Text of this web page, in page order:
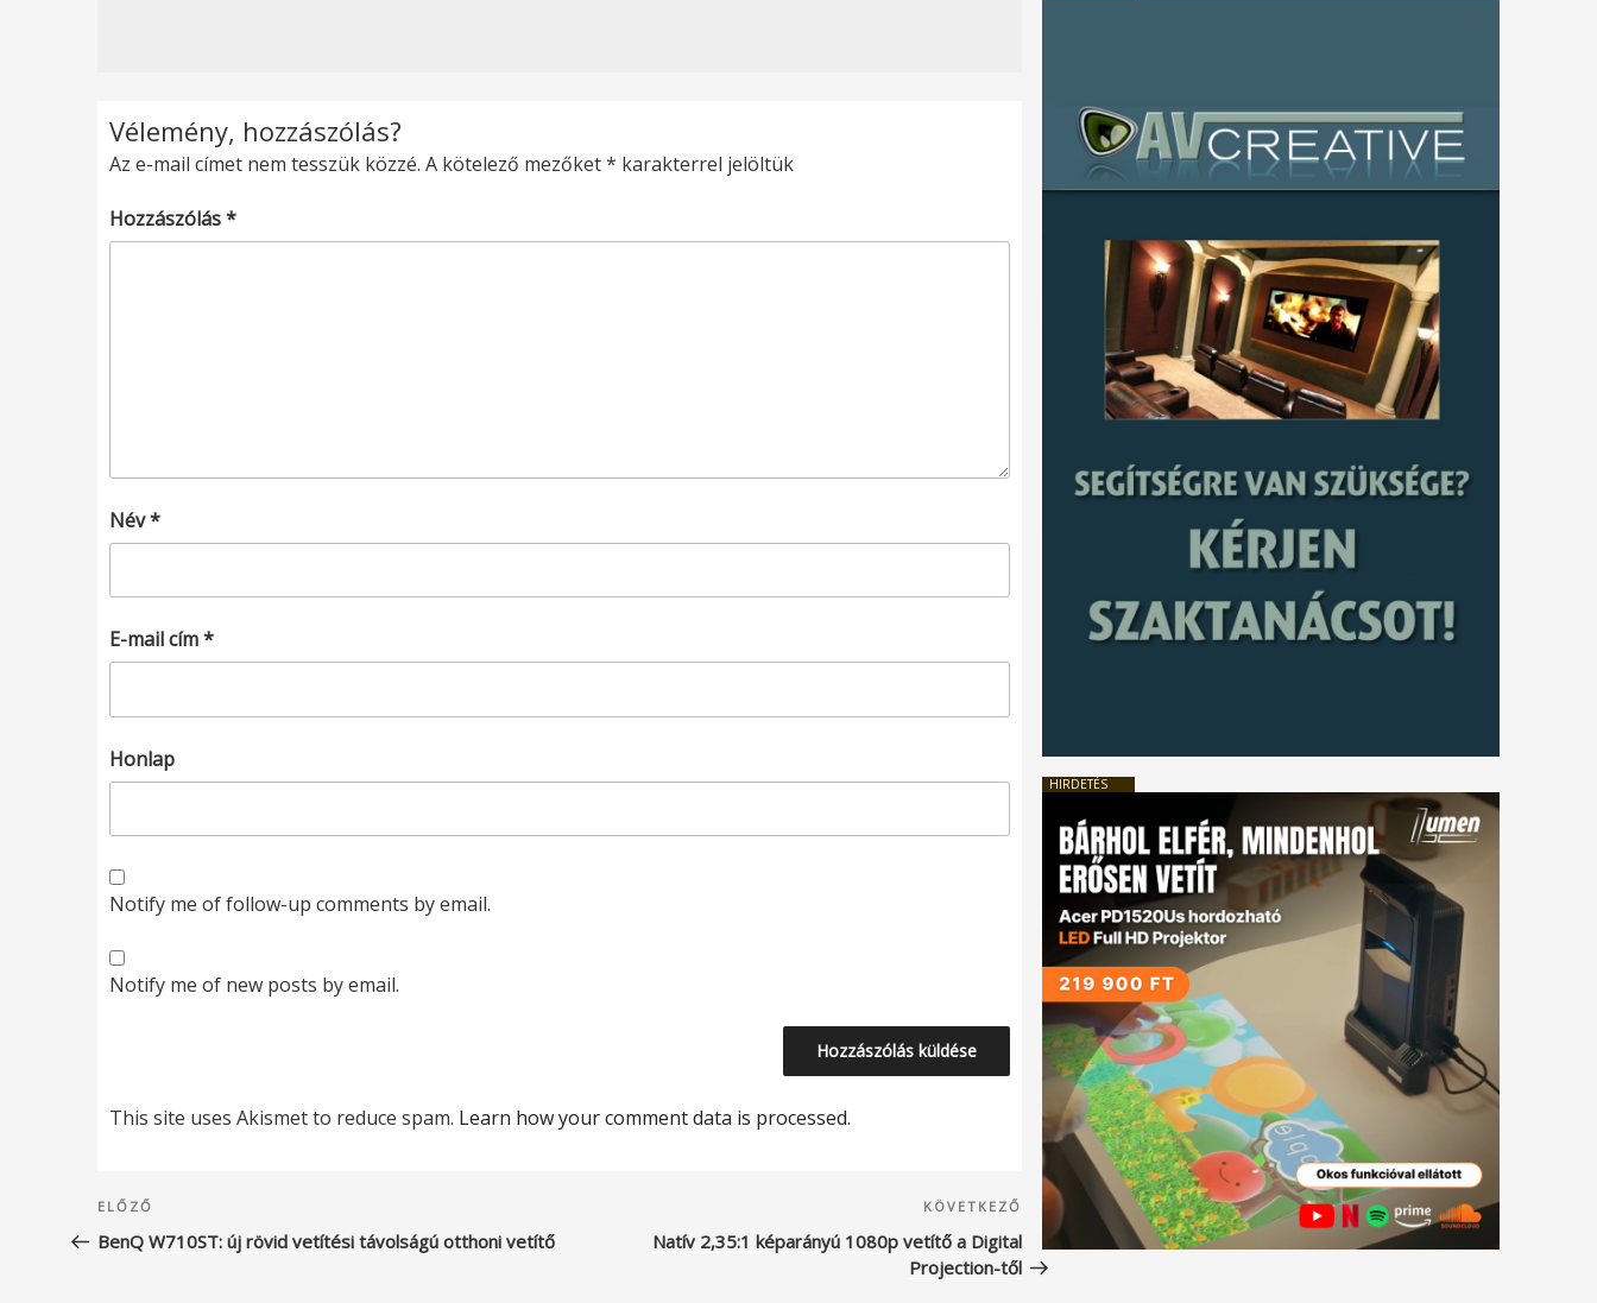
Vélemény, hozzászólás?
Az e-mail címet nem tesszük közzé. A kötelező mezőket* karakterrel jelöltük
Hozzászólás*
Név*
E-mail cím*
Honlap
Notify me of follow-up comments by email.
Notify me of new posts by email.
This site uses Akismet to reduce spam. Learn how your comment data is processed.
Bejegyzés
navigáció
Korábbi
bejegyzés
ELŐZŐ
BenQ W710ST: új rövid vetítési távolságú otthoni vetítő
Következő
bejegyzés
KÖVETKEZŐ
Natív 2,35:1 képarányú 1080p vetítő a Digital
Projection-től
HIRDETÉS